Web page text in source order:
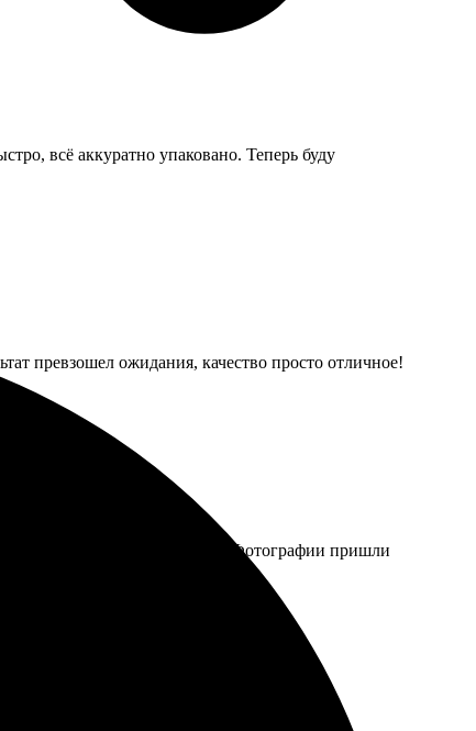
всё аккуратно упаковано. Теперь буду
превзошел ожидания, качество просто отличное!
загрузила, оформила заказ. Фотографии пришли